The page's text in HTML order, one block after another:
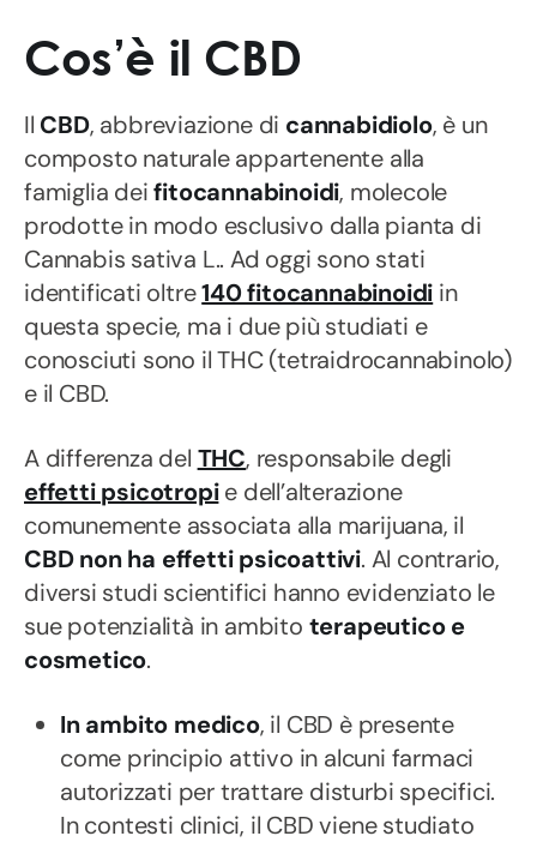
Cos’è il CBD
Il CBD, abbreviazione di cannabidiolo, è un
composto naturale appartenente alla
famiglia deifitocannabinoidi, molecole
prodotte in modo esclusivo dalla pianta di
Cannabis sativa L.. Ad oggi sono stati
identificati oltre140 fitocannabinoidi in
questa specie, ma i due più studiati e
conosciuti sono il THC (tetraidrocannabinolo)
e il CBD.
A differenza del THC, responsabile degli
effetti psicotropie dell’alterazione
comunemente associata alla marijuana, il
CBD non ha effetti psicoattivi. Al contrario,
diversi studi scientifici hanno evidenziato le
sue potenzialità in ambito terapeutico e
cosmetico.
In ambito medico, il CBD è presente
come principio attivo in alcuni farmaci
autorizzati per trattare disturbi specifici.
In contesti clinici, il CBD viene studiato